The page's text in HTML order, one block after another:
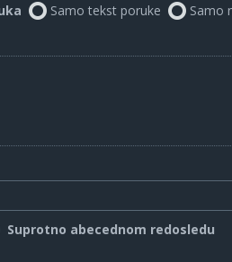
Samo tekst poruke Samo
Suprotno abecednom redosledu